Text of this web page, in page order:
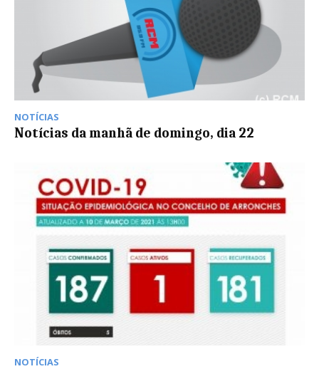
NOTÍCIAS
Notícias da manhã de domingo, dia 22
NOTÍCIAS